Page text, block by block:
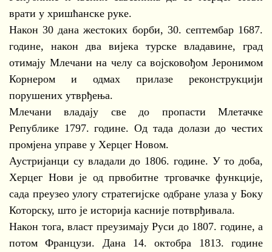
врати у хришћанске руке.
Након 30 дана жестоких борби, 30. септембар 1687.
године, након два вијека турске владавине, град
отимају Млечани на челу са војсковођом Јеронимом
Корнером и одмах прилазе реконструкцији
порушених утврђења.
Млечани владају све до пропасти Млетачке
Републике 1797. године. Од тада долази до честих
промјена управе у Херцег Новом.
Аустријанци су владали до 1806. године. У то доба,
Херцег Нови је од првобитне трговачке функције,
сада преузео улогу стратегијске одбране улаза у Боку
Которску, што је историја касније потврђивала.
Након тога, власт преузимају Руси до 1807. године, а
потом Французи. Дана 14. октобра 1813. године